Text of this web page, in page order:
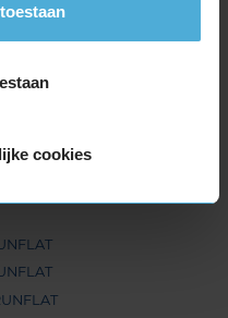
cookies